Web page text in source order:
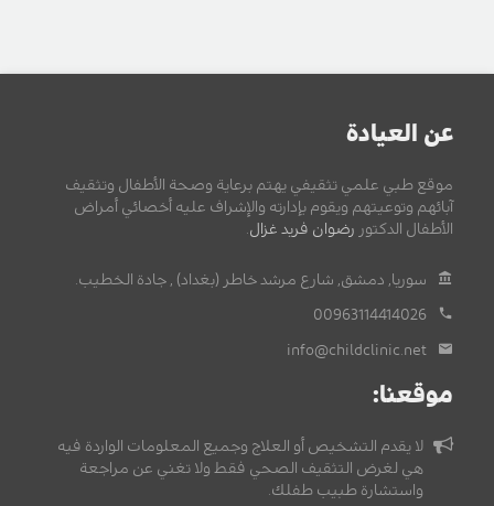
عن العيادة
موقع طبي علمي تثقيفي يهتم برعاية وصحة الأطفال وتثقيف
آبائهم وتوعيتهم ويقوم بإدارته والإشراف عليه أخصائي أمراض
الأطفال الدكتور رضوان فريد غزال.
سوريا, دمشق, شارع مرشد خاطر (بغداد) , جادة الخطيب.
00963114414026
info@childclinic.net
موقعنا:
لا يقدم التشخيص أو العلاج وجميع المعلومات الواردة فيه
هي لغرض التثقيف الصحي فقط ولا تغني عن مراجعة
واستشارة طبيب طفلك.